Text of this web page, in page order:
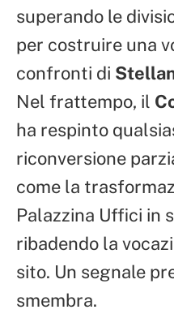
superando le
per costruire una
confronti di
Nel frattempo, il
ha respinto
riconversione
come la
Palazzina Uffici
ribadendo la
sito. Un segnale
smembra.